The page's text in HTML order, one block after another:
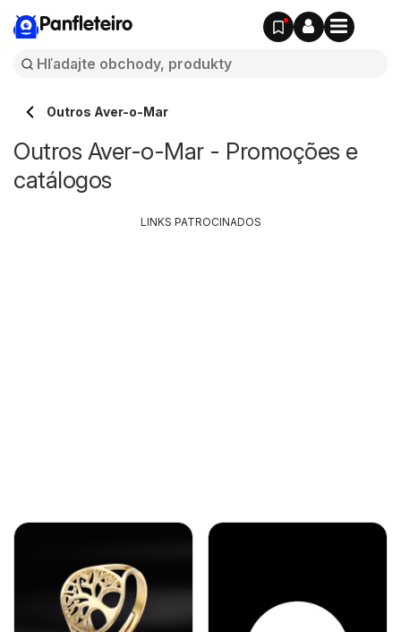
Panfleteiro
Outros Aver-o-Mar
Outros Aver-o-Mar - Promoções e
catálogos
LINKS PATROCINADOS